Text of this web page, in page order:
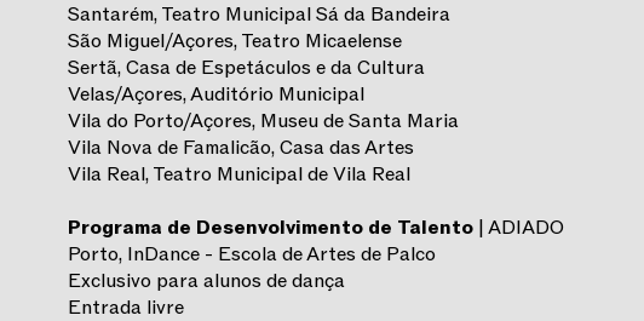
Santarém, Teatro Municipal Sá da Bandeira
São Miguel/Açores, Teatro Micaelense
Sertã, Casa de Espetáculos e da Cultura
Velas/Açores, Auditório Municipal
Vila do Porto/Açores, Museu de Santa Maria
Vila Nova de Famalicão, Casa das Artes
Vila Real, Teatro Municipal de Vila Real
Programa de Desenvolvimento de Talento | ADIADO
Porto, InDance - Escola de Artes de Palco
Exclusivo para alunos de dança
Entrada livre